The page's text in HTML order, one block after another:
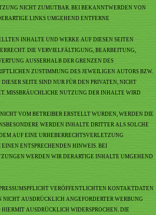
NICHT ZUMUTBAR. BEI BEKANNTWERDEN VON
LINKS UMGEHEND ENTFERNE
INHALTE UND WERKE AUF DIESEN SEITEN
DIE VERVIELFÄLTIGUNG, BEARBEITUNG,
AUSSERHALB DER GRENZEN DES
ZUSTIMMUNG DES JEWEILIGEN AUTORS BZW.
SEITE SIND NUR FÜR DEN PRIVATEN, NICHT
MISSBRÄUCHLICHE NUTZUNG DER INHALTE WIRD
VOM BETREIBER ERSTELLT WURDEN, WERDEN DIE
WERDEN INHALTE DRITTER ALS SOLCHE
AUF EINE URHEBERRECHTSVERLETZUNG
ENTSPRECHENDEN HINWEIS. BEI
WERDEN WIR DERARTIGE INHALTE UMGEHEND
VERÖFFENTLICHTEN KONTAKTDATEN
AUSDRÜCKLICH ANGEFORDERTER WERBUNG
AUSDRÜCKLICH WIDERSPROCHEN. DIE